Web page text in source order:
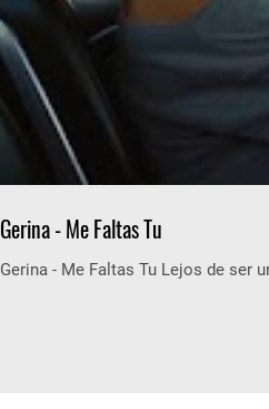
Gerina - Me Faltas Tu
Gerina - Me Faltas Tu Lejos de ser